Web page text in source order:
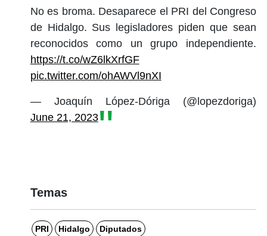
No es broma. Desaparece el PRI del Congreso
de Hidalgo. Sus legisladores piden que sean
reconocidos como un grupo independiente.
https://t.co/wZ6lkXrfGF
pic.twitter.com/ohAWVl9nXI
— Joaquín López-Dóriga (@lopezdoriga)
June 21, 2023
Temas
PRI Hidalgo Diputados